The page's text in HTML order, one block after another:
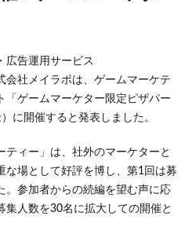
広告運用サービス
会社メイラボは、ゲームマーケテ
「ゲームマーケター限定ピザパー
に開催すると発表しました。
ティー」は、社外のマーケターと
な場として好評を博し、第1回は募
。参加者からの続編を望む声に応
集人数を30名に拡大しての開催と